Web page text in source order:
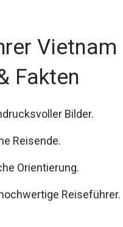
Vietnam
Fakten
Bilder.
Reisende.
Orientierung.
Reiseführer.